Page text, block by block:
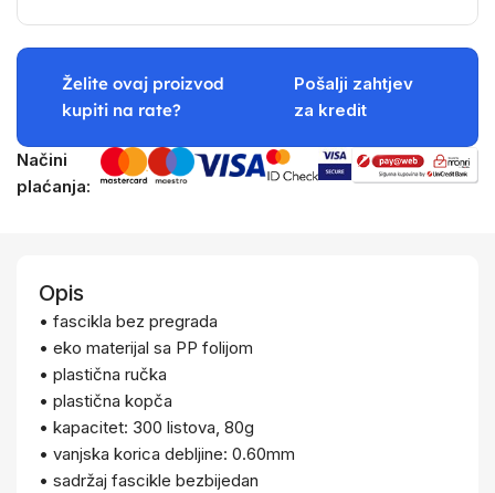
Želite ovaj proizvod
kupiti na rate?
Pošalji zahtjev
za kredit
Načini
plaćanja:
Opis
• fascikla bez pregrada
• eko materijal sa PP folijom
• plastična ručka
• plastična kopča
• kapacitet: 300 listova, 80g
• vanjska korica debljine: 0.60mm
• sadržaj fascikle bezbijedan